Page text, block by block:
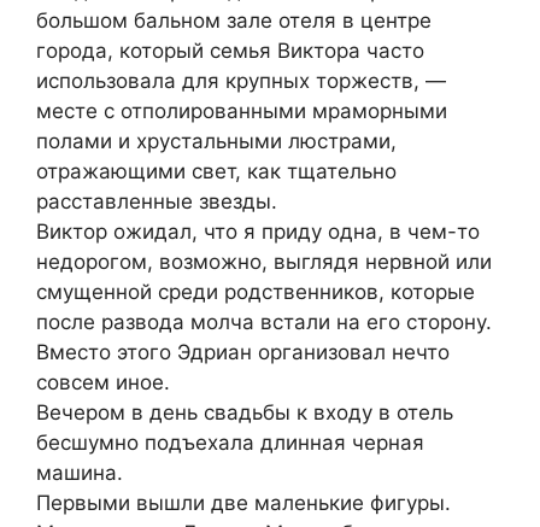
большом бальном зале отеля в центре
города, который семья Виктора часто
использовала для крупных торжеств, —
месте с отполированными мраморными
полами и хрустальными люстрами,
отражающими свет, как тщательно
расставленные звезды.
Виктор ожидал, что я приду одна, в чем-то
недорогом, возможно, выглядя нервной или
смущенной среди родственников, которые
после развода молча встали на его сторону.
Вместо этого Эдриан организовал нечто
совсем иное.
Вечером в день свадьбы к входу в отель
бесшумно подъехала длинная черная
машина.
Первыми вышли две маленькие фигуры.